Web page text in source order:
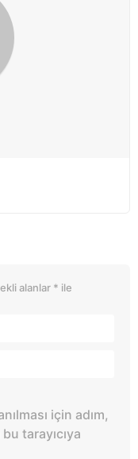
alanlar * ile
için adım,
tarayıcıya